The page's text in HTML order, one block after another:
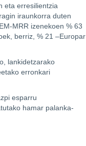
eta erresilientzia
iraunkorra duten
MRR izenekoen % 63
berriz, % 21 –Europar
lankidetzarako
erronkari
esparru
hamar palanka-